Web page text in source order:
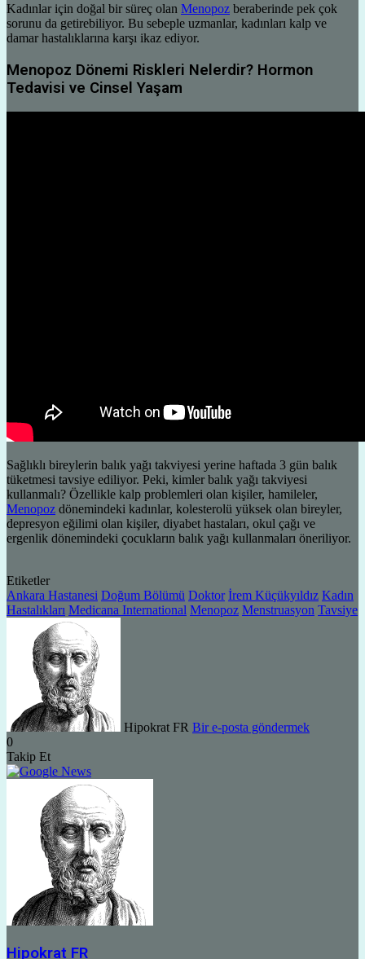
Kadınlar için doğal bir süreç olan Menopoz beraberinde pek çok
sorunu da getirebiliyor. Bu sebeple uzmanlar, kadınları kalp ve
damar hastalıklarına karşı ikaz ediyor.
Menopoz Dönemi Riskleri Nelerdir? Hormon
Tedavisi ve Cinsel Yaşam
Sağlıklı bireylerin balık yağı takviyesi yerine haftada 3 gün balık
tüketmesi tavsiye ediliyor. Peki, kimler balık yağı takviyesi
kullanmalı? Özellikle kalp problemleri olan kişiler, hamileler,
Menopoz dönemindeki kadınlar, kolesterolü yüksek olan bireyler,
depresyon eğilimi olan kişiler, diyabet hastaları, okul çağı ve
ergenlik dönemindeki çocukların balık yağı kullanmaları öneriliyor.
Etiketler
Ankara Hastanesi Doğum Bölümü Doktor İrem Küçükyıldız Kadın
Hastalıkları Medicana International Menopoz Menstruasyon Tavsiye
Hipokrat FR Bir e-posta göndermek
0
Takip Et
Hipokrat FR